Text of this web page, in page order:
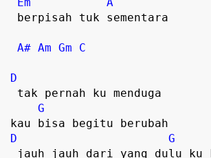
A# Am Gm C
D
G
D
G